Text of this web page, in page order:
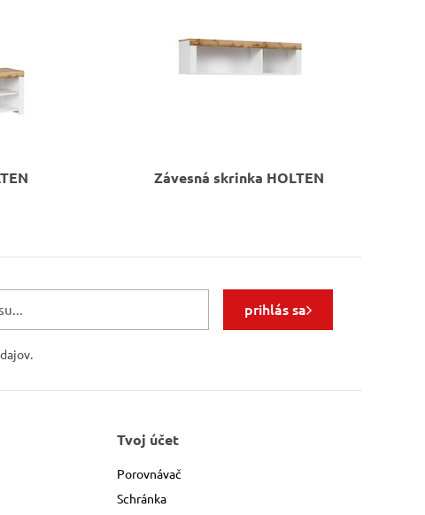
Závesná skrinka HOLTEN
prihlás sa
Tvoj účet
Porovnávač
Schránka